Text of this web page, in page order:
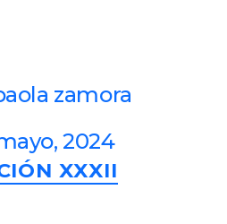
zamora
2024
Categories
XXXII